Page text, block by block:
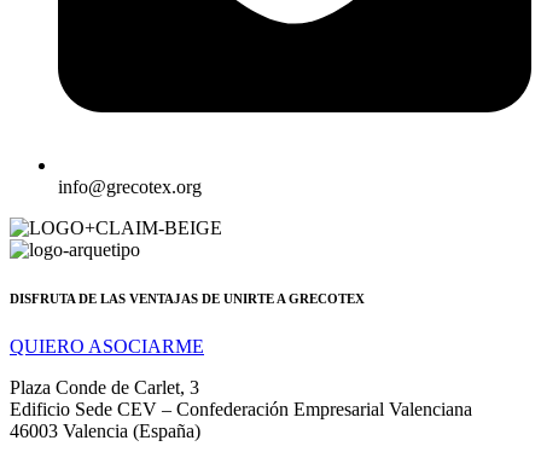
info@grecotex.org
DISFRUTA DE LAS VENTAJAS DE UNIRTE A GRECOTEX
QUIERO ASOCIARME
Plaza Conde de Carlet, 3
Edificio Sede CEV – Confederación Empresarial Valenciana
46003 Valencia (España)